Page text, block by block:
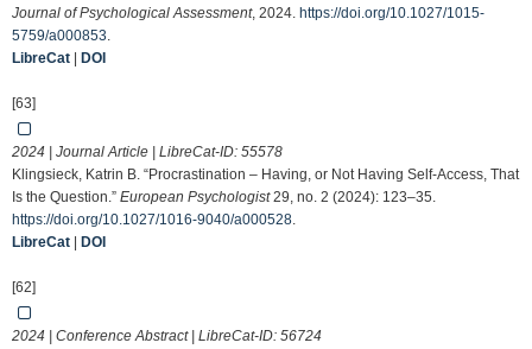
Journal of Psychological Assessment, 2024. https://doi.org/10.1027/1015-
5759/a000853.
LibreCat
DOI
[63]
2024 | Journal Article | LibreCat-ID: 55578
Klingsieck, Katrin B. “Procrastination – Having, or Not Having Self-Access, That
Is the Question.” European Psychologist29, no. 2 (2024): 123–35.
https://doi.org/10.1027/1016-9040/a000528.
LibreCat
DOI
[62]
2024 | Conference Abstract | LibreCat-ID: 56724